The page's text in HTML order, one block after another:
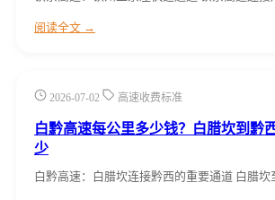
阅读全文 →
2026-07-02 高速收费标准
白黔高速每公里多少钱？白腊坎到黔
少
白黔高速：白腊坎连接黔西的重要通道 白腊